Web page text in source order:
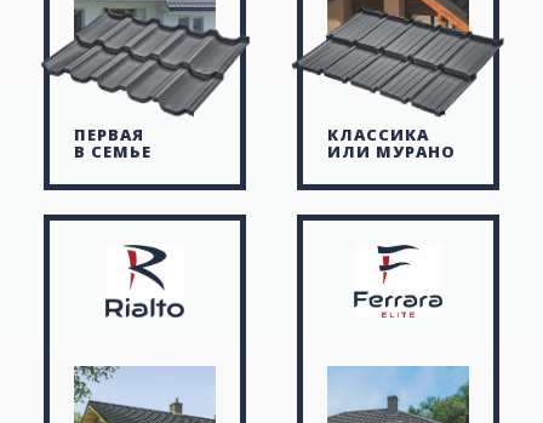
ПЕРВАЯ
В СЕМЬЕ
КЛАССИКА
ИЛИ МУРАНО